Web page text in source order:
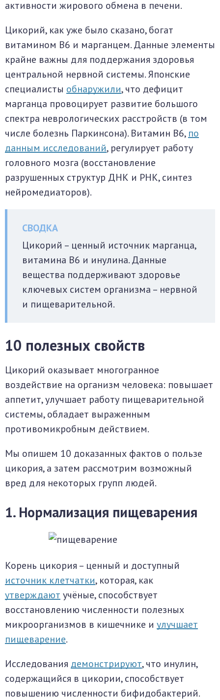
активности жирового обмена в печени.
Цикорий, как уже было сказано, богат
витамином В6 и марганцем. Данные элементы
крайне важны для поддержания здоровья
центральной нервной системы. Японские
специалисты обнаружили, что дефицит
марганца провоцирует развитие большого
спектра неврологических расстройств (в том
числе болезнь Паркинсона). Витамин В6, по
данным исследований, регулирует работу
головного мозга (восстановление
разрушенных структур ДНК и РНК, синтез
нейромедиаторов).
Цикорий – ценный источник марганца,
витамина В6 и инулина. Данные
вещества поддерживают здоровье
ключевых систем организма – нервной
и пищеварительной.
10 полезных свойств
Цикорий оказывает многогранное
воздействие на организм человека: повышает
аппетит, улучшает работу пищеварительной
системы, обладает выраженным
противомикробным действием.
Мы опишем 10 доказанных фактов о пользе
цикория, а затем рассмотрим возможный
вред для некоторых групп людей.
1. Нормализация пищеварения
Корень цикория – ценный и доступный
источник клетчатки, которая, как
утверждают учёные, способствует
восстановлению численности полезных
микроорганизмов в кишечнике и улучшает
пищеварение.
Исследования демонстрируют, что инулин,
содержащийся в цикории, способствует
повышению численности бифидобактерий.